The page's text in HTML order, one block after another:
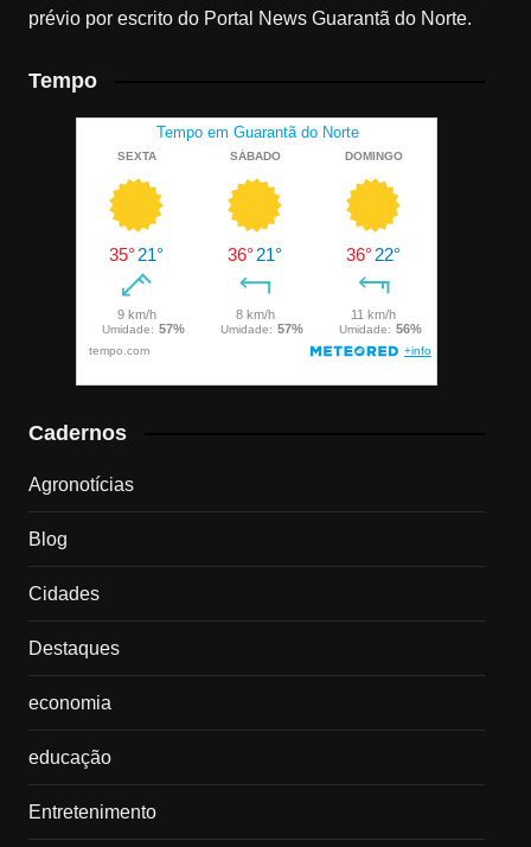
prévio por escrito do Portal News Guarantã do Norte.
Tempo
Cadernos
Agronotícias
Blog
Cidades
Destaques
economia
educação
Entretenimento